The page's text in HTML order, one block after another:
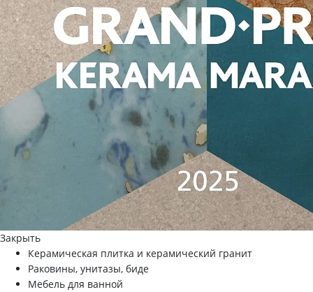
Закрыть
Керамическая плитка и керамический гранит
Раковины, унитазы, биде
Мебель для ванной